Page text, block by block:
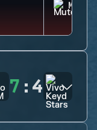
MUTE
7 : 4